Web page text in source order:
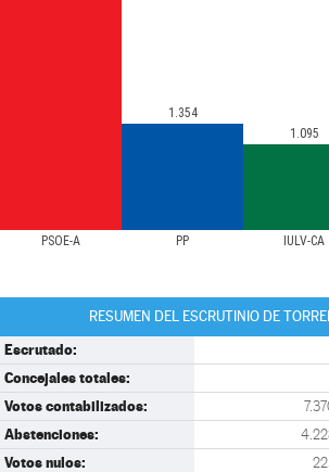
PSOE-A PP IULV-CA
1.354
1.095
RESUMEN DEL ESCRUTINIO DE
Escrutado:
Concejales totales:
Votos contabilizados:
Abstenciones:
Votos nulos: